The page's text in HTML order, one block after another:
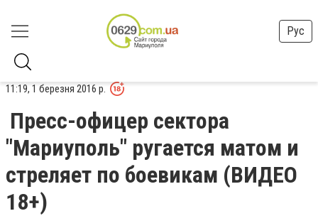
Рус
11:19, 1 березня 2016 р.
Пресс-офицер сектора
"Мариуполь" ругается матом и
стреляет по боевикам (ВИДЕО
18+)